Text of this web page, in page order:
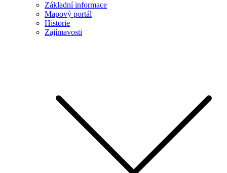
Základní informace
Mapový portál
Historie
Zajímavosti